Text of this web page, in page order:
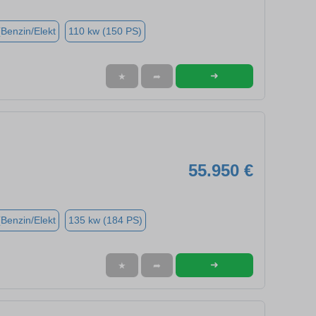
Elekt 110 kw (150 PS)
★ ➦ ➜
55.950 €
Elekt 135 kw (184 PS)
★ ➦ ➜